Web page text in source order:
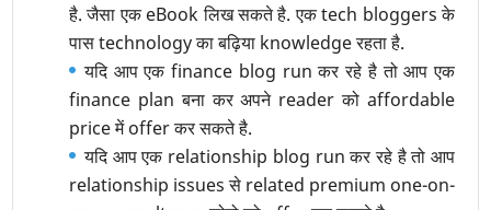
है. जैसा एक eBook लिख सकते है. एक tech bloggers के
पास technology का बढ़िया knowledge रहता है.
यदि आप एक finance blog run कर रहे है तो आप एक
finance plan बना कर अपने reader को affordable
price में offer कर सकते है.
यदि आप एक relationship blog run कर रहे है तो आप
relationship issues से related premium one-on-